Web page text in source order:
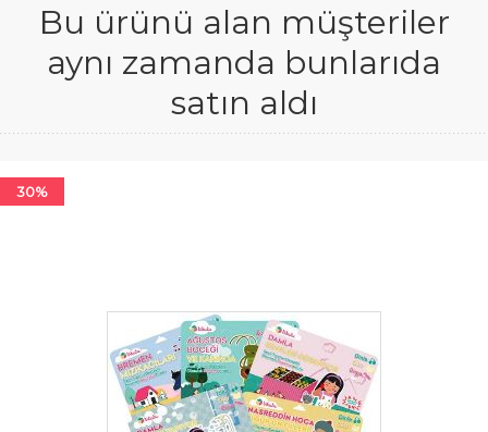
Bu ürünü alan müşteriler
aynı zamanda bunlarıda
satın aldı
30%